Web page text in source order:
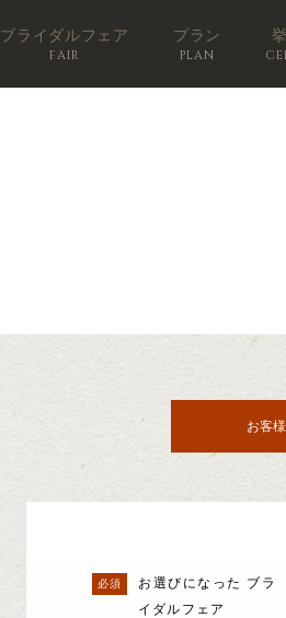
ブライダルフェア
FAIR
プラン
PLAN
お客
お選びになった ブラ
イダルフェア